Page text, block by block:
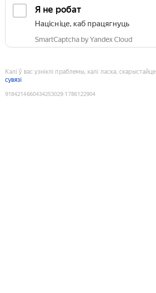
Я не робат
Націсніце, каб працягнуць
SmartCaptcha by Yandex Cloud
Калі ў вас узніклі праблемы, калі ласка, скарыстайце
сувязі
9184214660434253029:1786122904